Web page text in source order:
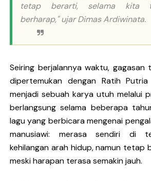
tetap berarti, selama kita
berharap,"ujar Dimas Ardiwinata.
Seiring berjalannya waktu, gagasan
dipertemukan dengan Ratih
menjadi sebuah karya utuh melalui
berlangsung selama beberapa
lagu yang berbicara mengenai
manusiawi: merasa sendiri di
kehilangan arah hidup, namun tetap
meski harapan terasa semakin jauh.